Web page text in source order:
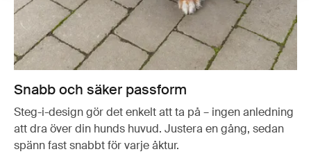
Snabb och säker passform
Steg-i-design gör det enkelt att ta på – ingen anledning
att dra över din hunds huvud. Justera en gång, sedan
spänn fast snabbt för varje åktur.